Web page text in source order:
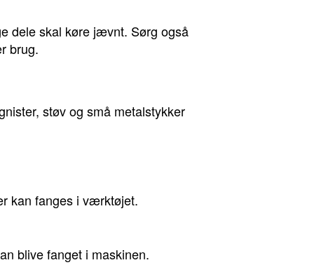
dele skal køre jævnt. Sørg også
brug.
støv og små metalstykker
kan fanges i værktøjet.
blive fanget i maskinen.